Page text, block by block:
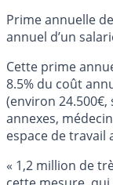
Prime annuelle
annuel d’un
Cette prime
8.5% du coût
(environ
annexes,
espace de travail
« 1,2 million de